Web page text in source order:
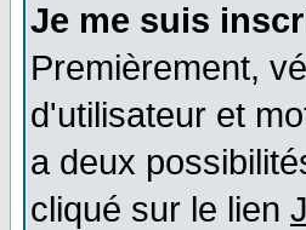
Je me suis
Premièrement,
d'utilisateur et
a deux
cliqué sur le lien